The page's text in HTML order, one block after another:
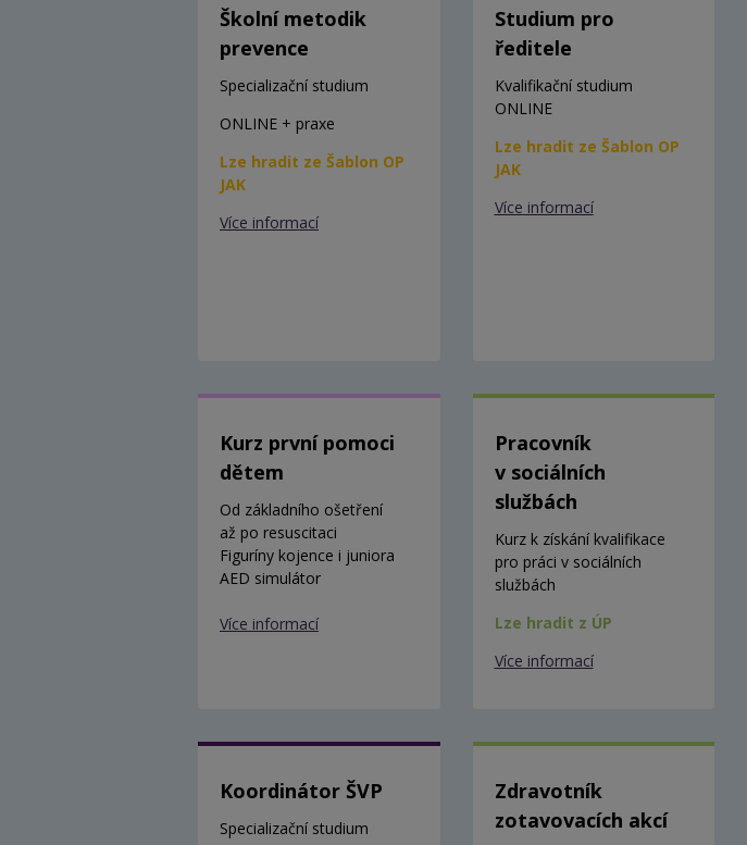
Školní metodik
prevence
Specializační studium
ONLINE + praxe
Lze hradit ze Šablon OP
JAK
Více informací
Studium pro
ředitele
Kvalifikační studium
ONLINE
Lze hradit ze Šablon OP
JAK
Více informací
Kurz první pomoci
dětem
Od základního ošetření
až po resuscitaci
Figuríny kojence i juniora
AED simulátor
Více informací
Pracovník
v sociálních
službách
Kurz k získání kvalifikace
pro práci v sociálních
službách
Lze hradit z ÚP
Více informací
Koordinátor ŠVP
Specializační studium
Zdravotník
zotavovacích akcí